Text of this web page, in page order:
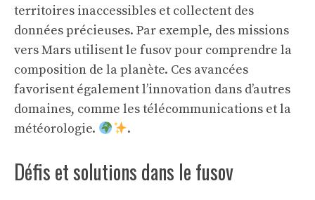
territoires inaccessibles et collectent des
données précieuses. Par exemple, des missions
vers Mars utilisent le fusov pour comprendre la
composition de la planète. Ces avancées
favorisent également l’innovation dans d’autres
domaines, comme les télécommunications et la
météorologie.
.
Défis et solutions dans le fusov